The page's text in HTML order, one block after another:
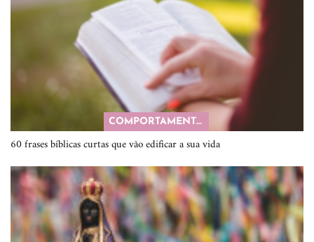
COMPORTAMENTO
60 frases bíblicas curtas que vão edificar a sua vida